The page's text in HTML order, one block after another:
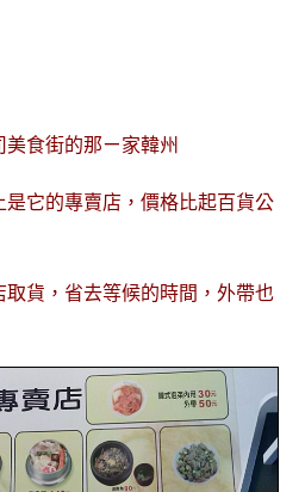
食街的那ㄧ家韓州
它的專賣店，價格比起百貨公
貨，省去等候的時間，外帶也